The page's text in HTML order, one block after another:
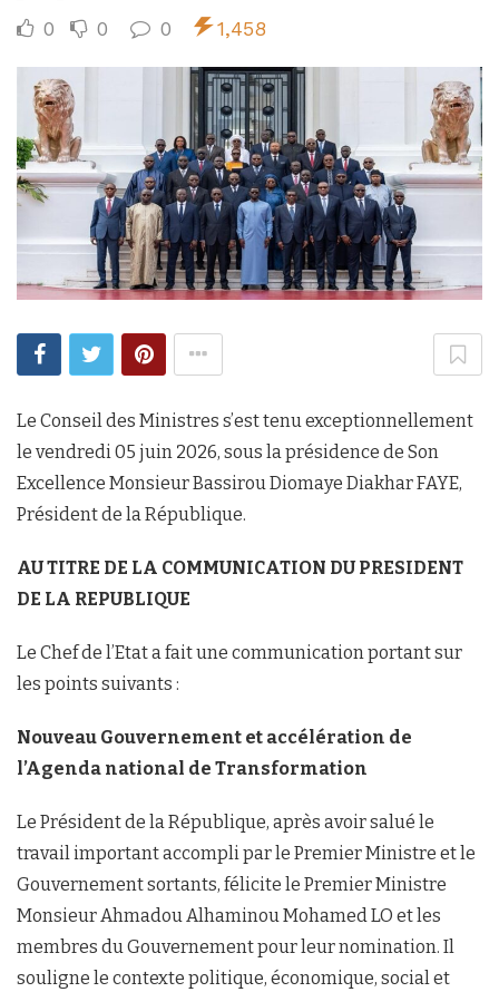
0 0 0 1,458
Le Conseil des Ministres s’est tenu exceptionnellement
le vendredi 05 juin 2026, sous la présidence de Son
Excellence Monsieur Bassirou Diomaye Diakhar FAYE,
Président de la République.
AU TITRE DE LA COMMUNICATION DU PRESIDENT
DE LA REPUBLIQUE
Le Chef de l’Etat a fait une communication portant sur
les points suivants :
Nouveau Gouvernement et accélération de
l’Agenda national de Transformation
Le Président de la République, après avoir salué le
travail important accompli par le Premier Ministre et le
Gouvernement sortants, félicite le Premier Ministre
Monsieur Ahmadou Alhaminou Mohamed LO et les
membres du Gouvernement pour leur nomination. Il
souligne le contexte politique, économique, social et